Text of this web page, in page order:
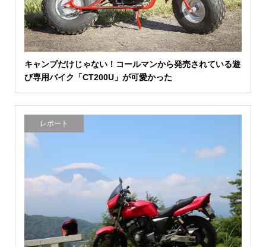
キャンプだけじゃない！コールマンから発売されている遊
び専用バイク「CT200U」が可愛かった
レポート